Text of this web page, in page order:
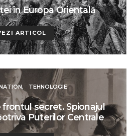
în Europa Orientală
ARTICOL
TEHNOLOGIE
secret. Spionajul
Puterilor Centrale